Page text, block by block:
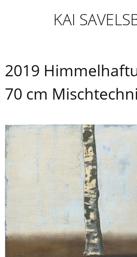
KAI
2019
70 cm